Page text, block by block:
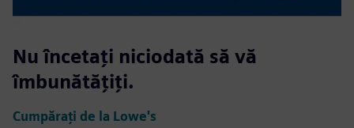
Nu încetați niciodată să vă
îmbunătățiți.
Cumpărați de la Lowe's